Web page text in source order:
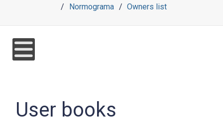
Normograma
Owners list
User books